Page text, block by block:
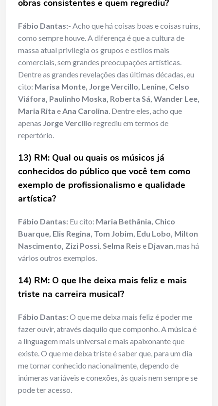
obras consistentes e quem regrediu?
Fábio Dantas:- Acho que há coisas boas e coisas ruins,
como sempre houve. A diferença é que a cultura de
massa atual privilegia os grupos e estilos mais
comerciais, sem grandes preocupações artísticas.
Dentre as grandes revelações das últimas décadas, eu
cito: Marisa Monte, Jorge Vercillo, Lenine, Celso
Viáfora, Paulinho Moska, Roberta Sá, Wander Lee,
Maria Rita eAna Carolina. Dentre eles, acho que
apenas Jorge Vercillo regrediu em termos de
repertório.
13) RM: Qual ou quais os músicos já
conhecidos do público que você tem como
exemplo de profissionalismo e qualidade
artística?
Fábio Dantas: Eu cito: Maria Bethânia, Chico
Buarque, Elis Regina, Tom Jobim, Edu Lobo, Milton
Nascimento, Zizi Possi, Selma Reis e Djavan, mas há
vários outros exemplos.
14) RM: O que lhe deixa mais feliz e mais
triste na carreira musical?
Fábio Dantas:O que me deixa mais feliz é poder me
fazer ouvir, através daquilo que componho. A música é
a linguagem mais universal e mais apaixonante que
existe. O que me deixa triste é saber que, para um dia
me tornar conhecido nacionalmente, dependo de
inúmeras variáveis e conexões, às quais nem sempre se
pode ter acesso.